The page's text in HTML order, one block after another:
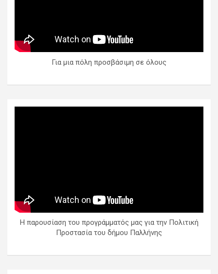
Για μια πόλη προσβάσιμη σε όλους
Η παρουσίαση του προγράμματός μας για την Πολιτική
Προστασία του δήμου Παλλήνης